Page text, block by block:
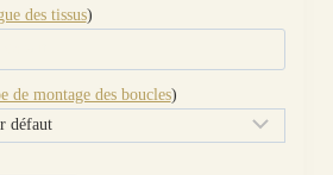
des tissus)
de montage des boucles)